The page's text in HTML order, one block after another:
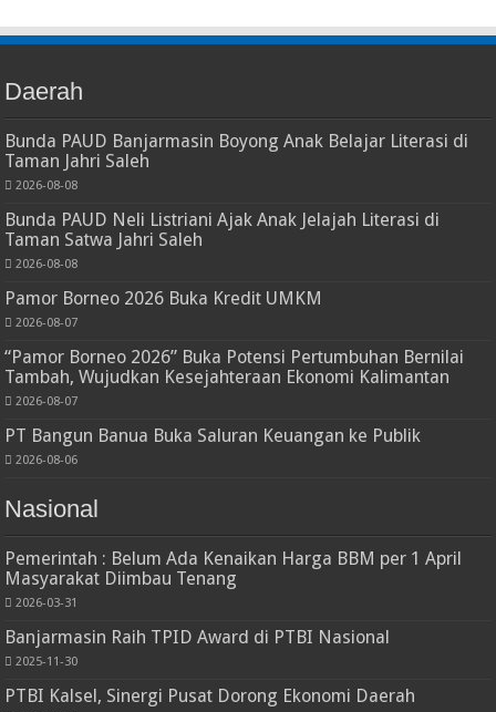
Daerah
Bunda PAUD Banjarmasin Boyong Anak Belajar Literasi di
Taman Jahri Saleh
2026-08-08
Bunda PAUD Neli Listriani Ajak Anak Jelajah Literasi di
Taman Satwa Jahri Saleh
2026-08-08
Pamor Borneo 2026 Buka Kredit UMKM
2026-08-07
“Pamor Borneo 2026” Buka Potensi Pertumbuhan Bernilai
Tambah, Wujudkan Kesejahteraan Ekonomi Kalimantan
2026-08-07
PT Bangun Banua Buka Saluran Keuangan ke Publik
2026-08-06
Nasional
Pemerintah : Belum Ada Kenaikan Harga BBM per 1 April
Masyarakat Diimbau Tenang
2026-03-31
Banjarmasin Raih TPID Award di PTBI Nasional
2025-11-30
PTBI Kalsel, Sinergi Pusat Dorong Ekonomi Daerah